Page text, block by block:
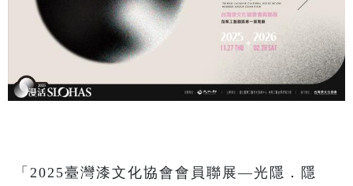
「2025臺灣漆文化協會會員聯展—光隱．隱